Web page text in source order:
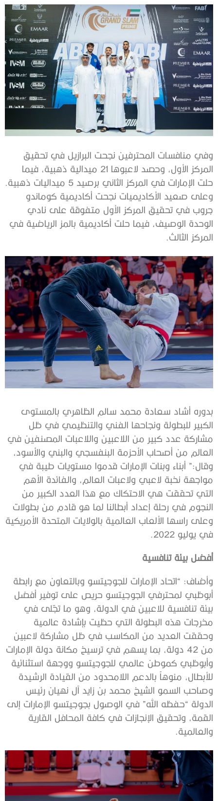
وفي منافسات المحترفين نجحت البرازيل في تحقيق
المركز الأول، وحصد لاعبوها 21 ميدالية ذهبية، فيما
حلت الإمارات في المركز الثاني برصيد 5 ميداليات ذهبية.
وعلى صعيد الأكاديميات نجحت أكاديمية كوماندو
جروب في تحقيق المركز الأول متفوقة على نادي
الوحدة الوصيف، فيما حلت أكاديمية بالمز الرياضية في
المركز الثالث.
بدوره أشاد سعادة محمد سالم الظاهري بالمستوى
الكبير للبطولة ونجاحها الفني والتنظيمي في ظل
مشاركة عدد كبير من اللاعبين واللاعبات المصنفين في
العالم من أصحاب الأحزمة البنفسجي والبني والأسود،
وقال:” أبناء وبنات الإمارات قدموا مستويات طيبة في
مواجهة نخبة لاعبي ولاعبات العالم، والفائدة الأهم
التي تحققت هي الاحتكاك مع هذا العدد الكبير من
النجوم في رحلة إعداد أبطالنا لما هو قادم من بطولات
وعلى راسها الألعاب العالمية بالولايات المتحدة الأمريكية
في يوليو 2022.
أفضل بيئة تنافسية
وأضاف: “اتحاد الإمارات للجوجيتسو وبالتعاون مع رابطة
أبوظبي لمحترفي الجوجيتسو حريص على توفير أفضل
بيئة تنافسية للاعبين في الدولة، وهو ما تجّلى في
مخرجات هذه البطولة التي حظيت بإشادة عالمية
وحققت العديد من المكاسب في ظل مشاركة لاعبين
من 42 دولة، بما يسهم في ترسيخ مكانة دولة الإمارات
وأبوظبي كموطن عالمي للجوجيتسو ووجهة استثنائية
للأبطال، منوهاً بالدعم اللامحدود من القيادة الرشيدة
وصاحب السمو الشيخ محمد بن زايد آل نهيان رئيس
الدولة “حفظه الله” في الوصول بجوجيتسو الإمارات إلى
القمة، وتحقيق الإنجازات في كافة المحافل القارية
والعالمية.